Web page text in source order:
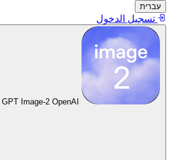
עברית
تسجيل الدخول
GPT Image-2 OpenAI · نص + صورة، حتى 4K